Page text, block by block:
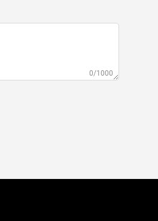
0/1000